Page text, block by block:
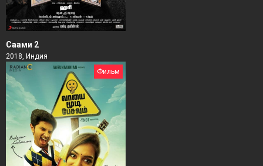
Саами 2
2018, Индия
Фильм